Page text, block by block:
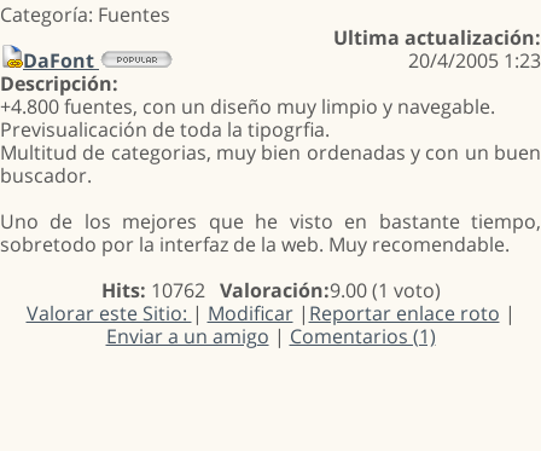
Categoría: Fuentes
DaFont
Ultima actualización:
20/4/2005 1:23
Descripción:
+4.800 fuentes, con un diseño muy limpio y navegable.
Previsualicación de toda la tipogrfia.
Multitud de categorias, muy bien ordenadas y con un buen
buscador.
Uno de los mejores que he visto en bastante tiempo,
sobretodo por la interfaz de la web. Muy recomendable.
Hits: 10762 Valoración:9.00 (1 voto)
Valorar este Sitio: | Modificar| Reportar enlace roto |
Enviar a un amigo | Comentarios (1)